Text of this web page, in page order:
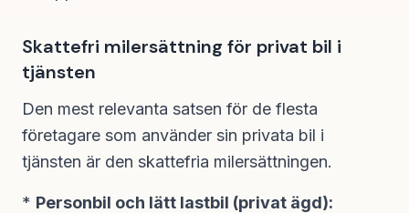
Skattefri milersättning för privat bil i
tjänsten
Den mest relevanta satsen för de flesta
företagare som använder sin privata bil i
tjänsten är den skattefria milersättningen.
* Personbil och lätt lastbil (privat ägd):